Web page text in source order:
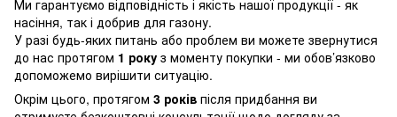
Ми гарантуємо відповідність і якість нашої продукції - як
насіння, так і добрив для газону.
У разі будь-яких питань або проблем ви можете звернутися
до нас протягом 1 року з моменту покупки - ми обов’язково
допоможемо вирішити ситуацію.
Окрім цього, протягом 3 років після придбання ви